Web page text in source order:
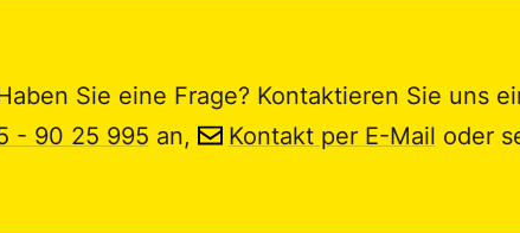
Sie eine Frage? Kontaktieren Sie uns
- 90 25 995 an, Kontakt per E-Mail oder